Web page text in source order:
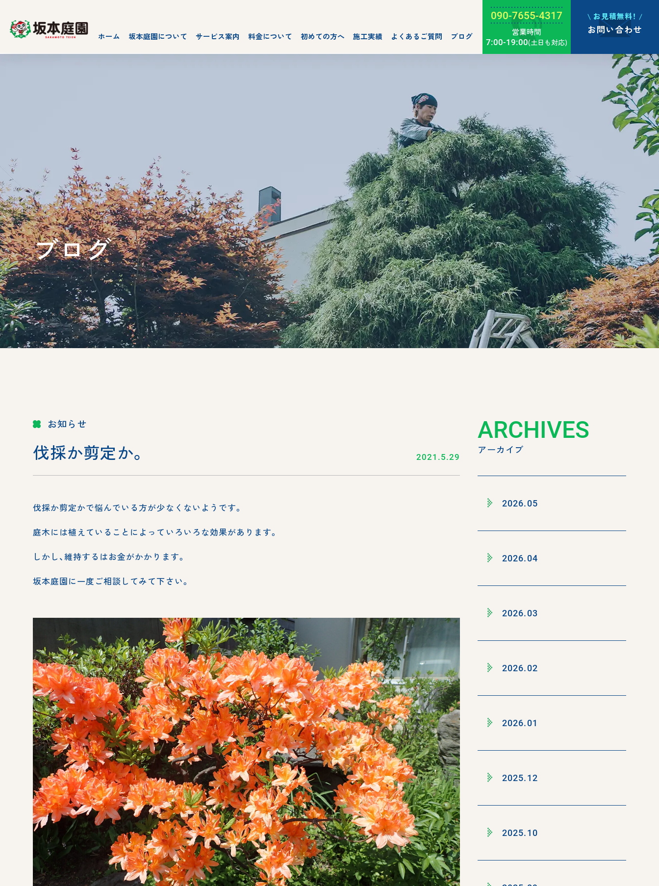
ホーム 坂本庭園について サービス案内 料金について 初めての方へ 施工実績 よくあるご質問 ブログ
090-7655-4317
営業時間
7:00-19:00(土日も対応)
お見積無料！
お問い合わせ
ブログ
お知らせ
2021.5.29
伐採か剪定か。
伐採か剪定かで悩んでいる方が少なくないようです。
庭木には植えていることによっていろいろな効果があります。
しかし、維持するはお金がかかります。
坂本庭園に一度ご相談してみて下さい。
ARCHIVES
アーカイブ
2026.05
2026.04
2026.03
2026.02
2026.01
2025.12
2025.10